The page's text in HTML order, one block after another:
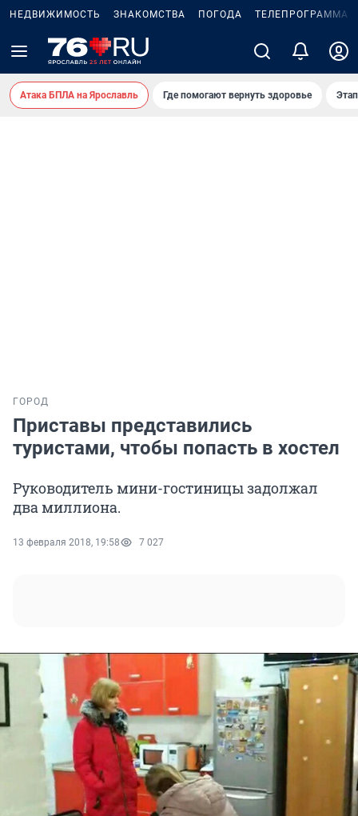
НЕДВИЖИМОСТЬ ЗНАКОМСТВА ПОГОДА ТЕЛЕПРОГРАММА
Атака БПЛА на Ярославль Где помогают вернуть здоровье
ГОРОД
Приставы представились
туристами, чтобы попасть в хостел
Руководитель мини-гостиницы задолжал
два миллиона.
13 февраля 2018, 19:58 7 027